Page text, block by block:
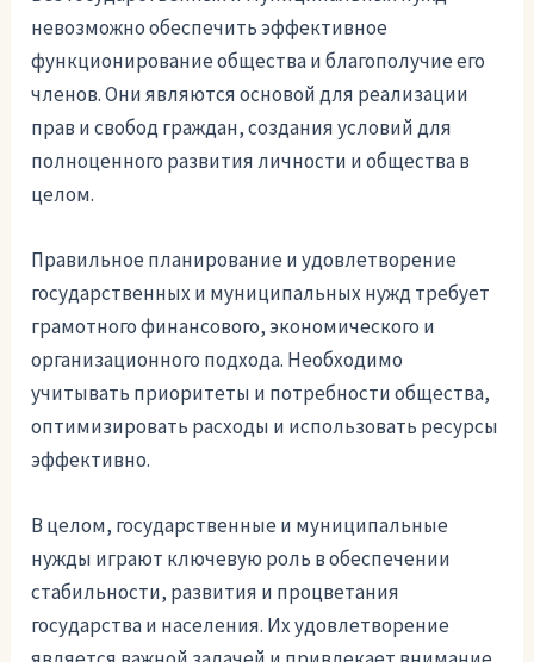
невозможно обеспечить эффективное
функционирование общества и благополучие его
членов. Они являются основой для реализации
прав и свобод граждан, создания условий для
полноценного развития личности и общества в
целом.
Правильное планирование и удовлетворение
государственных и муниципальных нужд требует
грамотного финансового, экономического и
организационного подхода. Необходимо
учитывать приоритеты и потребности общества,
оптимизировать расходы и использовать ресурсы
эффективно.
В целом, государственные и муниципальные
нужды играют ключевую роль в обеспечении
стабильности, развития и процветания
государства и населения. Их удовлетворение